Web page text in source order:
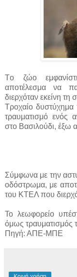
Tο ζώο
αποτέλεσμα να
διερχόταν εκείνη τη
Τροχαίο δυστύχημα
τραυματισμό ενός
στο Βασιλούδι, έξω
Σύμφωνα με την
οδόστρωμα, με
του ΚΤΕΛ που
Το λεωφορείο
όμως τραυματισμός
Πηγή: ΑΠΕ-ΜΠΕ